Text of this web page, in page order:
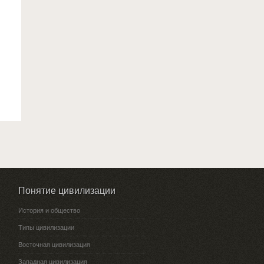
Понятие цивилизации
История и общество
Типы цивилизации
Восточная цивилизация
Западная цивилизация